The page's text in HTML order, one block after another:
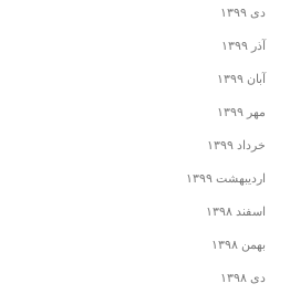
دی ۱۳۹۹
آذر ۱۳۹۹
آبان ۱۳۹۹
مهر ۱۳۹۹
خرداد ۱۳۹۹
اردیبهشت ۱۳۹۹
اسفند ۱۳۹۸
بهمن ۱۳۹۸
دی ۱۳۹۸